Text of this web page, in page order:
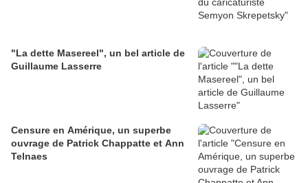
"La dette Masereel", un bel article de
Guillaume Lasserre
Censure en Amérique, un superbe
ouvrage de Patrick Chappatte et Ann
Telnaes